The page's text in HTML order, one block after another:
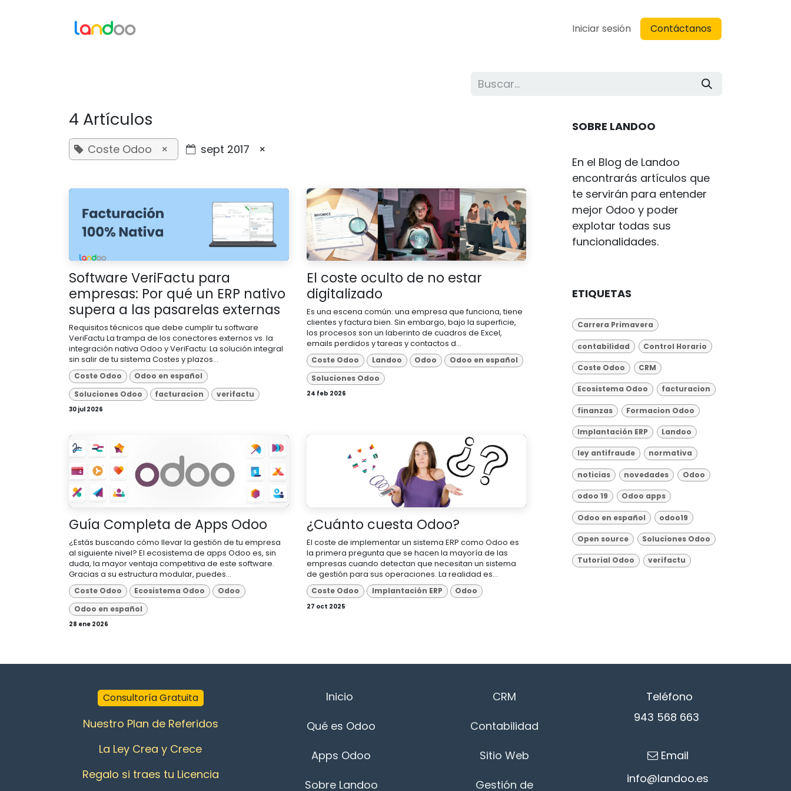
Soporte
Iniciar sesión Contáctanos
4 Artículos
Coste Odoo × sept 2017 ×
Software VeriFactu para
empresas: Por qué un ERP nativo
supera a las pasarelas externas
Requisitos técnicos que debe cumplir tu software
VeriFactu La trampa de los conectores externos vs. la
integración nativa Odoo y VeriFactu: La solución integral
sin salir de tu sistema Costes y plazos...
Coste Odoo
Odoo en español
Soluciones Odoo
facturacion verifactu
30 jul 2026
El coste oculto de no estar
digitalizado
Es una escena común: una empresa que funciona, tiene
clientes y factura bien. Sin embargo, bajo la superficie,
los procesos son un laberinto de cuadros de Excel,
emails perdidos y tareas y contactos d...
Coste Odoo Landoo Odoo
Odoo en español
Soluciones Odoo
24 feb 2026
Guía Completa de Apps Odoo
¿Estás buscando cómo llevar la gestión de tu empresa
al siguiente nivel? El ecosistema de apps Odoo es, sin
duda, la mayor ventaja competitiva de este software.
Gracias a su estructura modular, puedes...
Coste Odoo Ecosistema Odoo
Odoo
Odoo en español
28 ene 2026
¿Cuánto cuesta Odoo?
El coste de implementar un sistema ERP como Odoo es
la primera pregunta que se hacen la mayoría de las
empresas cuando detectan que necesitan un sistema
de gestión para sus operaciones. La realidad es...
Coste Odoo Implantación ERP Odoo
27 oct 2025
SOBRE LANDOO
En el Blog de Landoo
encontrarás artículos que
te servirán para entender
mejor Odoo y poder
explotar todas sus
funcionalidades.
ETIQUETAS
Carrera Primavera
contabilidad Control Horario
Coste Odoo CRM
Ecosistema Odoo facturacion
finanzas Formacion Odoo
Implantación ERP Landoo
ley antifraude normativa
noticias novedades Odoo
odoo 19 Odoo apps
Odoo en español odoo19
Open source Soluciones Odoo
Tutorial Odoo verifactu
Consultoría Gratuita
Nuestro Plan de Referidos
La Ley Crea y Crece
Regalo si traes tu Licencia
Teléfono
943 568 663
Email
info@lan​d​oo.es
Inicio
CRM
Qué es Odoo
Apps Odoo
Sobre Landoo
Contabilidad
Sitio Web
Gestión de